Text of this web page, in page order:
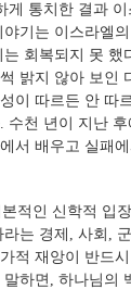
게 통치한 결과
기는 이스라엘
회복되지 못 했
밝지 않아 보인
이 따르든 안 따
수천 년이 지난
서 배우고 실패
적인 신학적 입
는 경제, 사회,
적 재앙이 반드
하면, 하나님의